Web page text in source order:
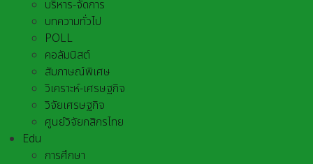
บริหาร-จัดการ
บทความทั่วไป
POLL
คอลัมนิสต์
สัมภาษณ์พิเศษ
วิเคราะห์-เศรษฐกิจ
วิจัยเศรษฐกิจ
ศูนย์วิจัยกสิกรไทย
Edu
การศึกษา